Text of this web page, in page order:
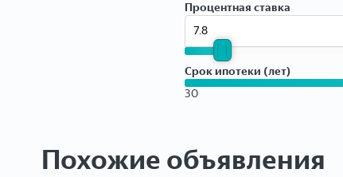
Процентная ставка
Срок ипотеки (лет)
30
Похожие объявления